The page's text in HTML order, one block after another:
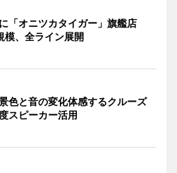
「オニツカタイガー」旗艦店
模、全ライン展開
色と音の変化体感するクルーズ
ピーカー活用